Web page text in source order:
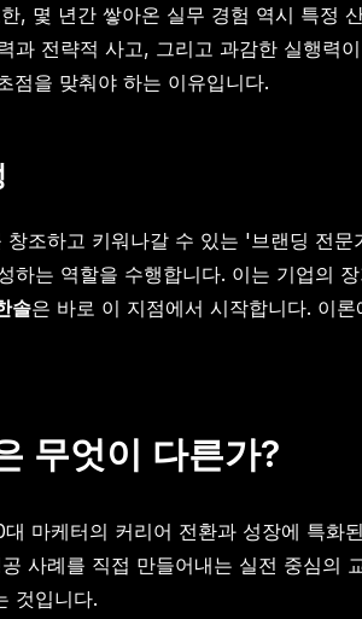
, 몇 년간 쌓아온 실무 경험 역시 특정
전략적 사고, 그리고 과감한 실행력
점을 맞춰야 하는 이유입니다.
조하고 키워나갈 수 있는 '브랜딩 전
는 역할을 수행합니다. 이는 기업의
솔은 바로 이 지점에서 시작합니다. 이
무엇이 다른가?
마케터의 커리어 전환과 성장에 특화
사례를 직접 만들어내는 실전 중심의
것입니다.